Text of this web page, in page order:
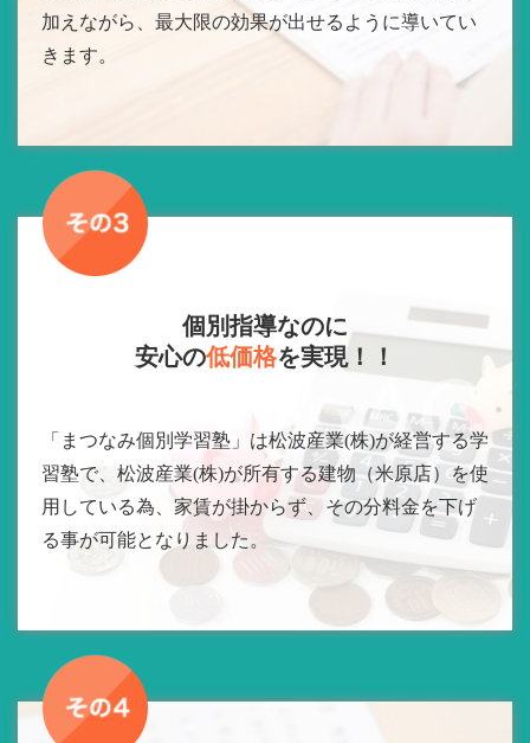
加えながら、最大限の効果が出せるように導いてい
きます。
個別指導なのに
安心の低価格を実現！！
「まつなみ個別学習塾」は松波産業(株)が経営する学
習塾で、松波産業(株)が所有する建物（米原店）を使
用している為、家賃が掛からず、その分料金を下げ
る事が可能となりました。